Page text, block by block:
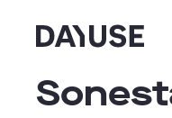
Dayuse